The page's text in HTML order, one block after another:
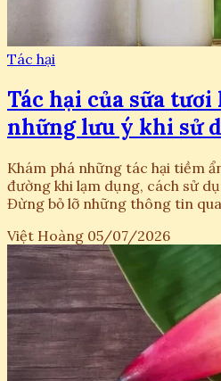
Tác hại
Tác hại của sữa
những lưu ý khi sử
Khám phá những tác hại tiềm
đường khi lạm dụng, cách sử
Đừng bỏ lỡ những thông tin
Việt Hoàng 05/07/2026